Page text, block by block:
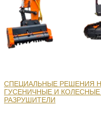
СПЕЦИАЛЬНЫЕ РЕШЕНИЯ
ГУСЕНИЧНЫЕ И
РАЗРУШИТЕЛИ